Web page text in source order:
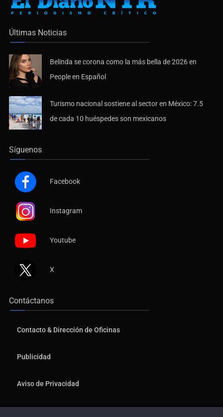
Últimas Noticias
Belinda se corona como la más bella de 2026 en
People en Español
Turismo nacional sostiene al sector en México: 7.5
de cada 10 huéspedes son mexicanos
Síguenos
Facebook
Instagram
Youtube
X
Contáctanos
Contacto & Dirección de Oficinas
Publicidad
Aviso de Privacidad